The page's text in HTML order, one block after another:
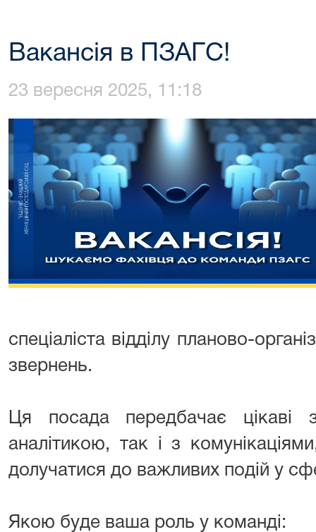
Вакансія в ПЗАГС!
23 вересня 2025, 11:18
спеціаліста відділу планово-
звернень.
Ця посада передбачає цікаві
аналітикою, так і з
долучатися до важливих подій у
Якою буде ваша роль у команді: